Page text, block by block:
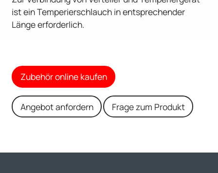
ist ein Temperierschlauch in entsprechender
Länge erforderlich.
Zubehör online kaufen
Angebot anfordern Frage zum Produkt